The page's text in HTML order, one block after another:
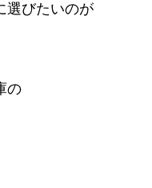
選びたいのが
の